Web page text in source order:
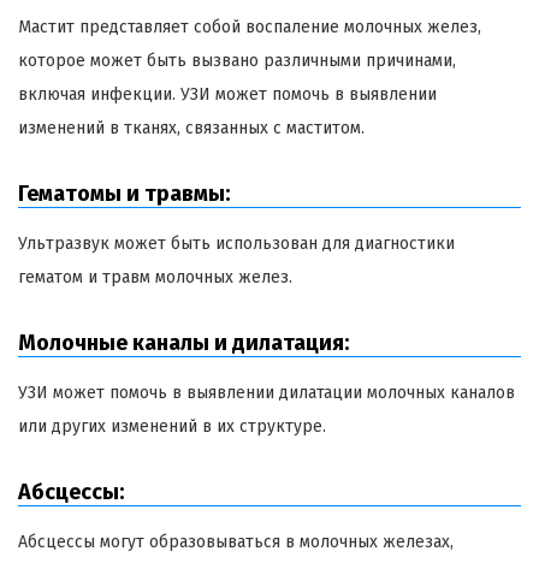
Мастит представляет собой воспаление молочных желез,
которое может быть вызвано различными причинами,
включая инфекции. УЗИ может помочь в выявлении
изменений в тканях, связанных с маститом.
Гематомы и травмы:
Ультразвук может быть использован для диагностики
гематом и травм молочных желез.
Молочные каналы и дилатация:
УЗИ может помочь в выявлении дилатации молочных каналов
или других изменений в их структуре.
Абсцессы:
Абсцессы могут образовываться в молочных железах,